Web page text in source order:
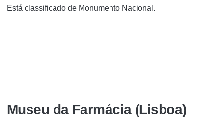
Está classificado de Monumento Nacional.
Museu da Farmácia (Lisboa)